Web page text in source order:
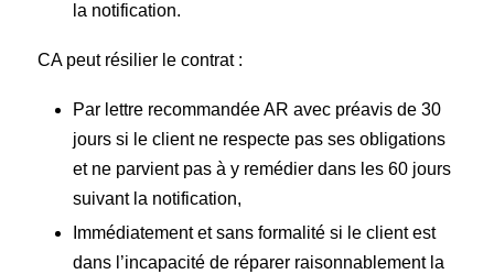
la notification.
CA peut résilier le contrat :
Par lettre recommandée AR avec préavis de 30
jours si le client ne respecte pas ses obligations
et ne parvient pas à y remédier dans les 60 jours
suivant la notification,
Immédiatement et sans formalité si le client est
dans l’incapacité de réparer raisonnablement la